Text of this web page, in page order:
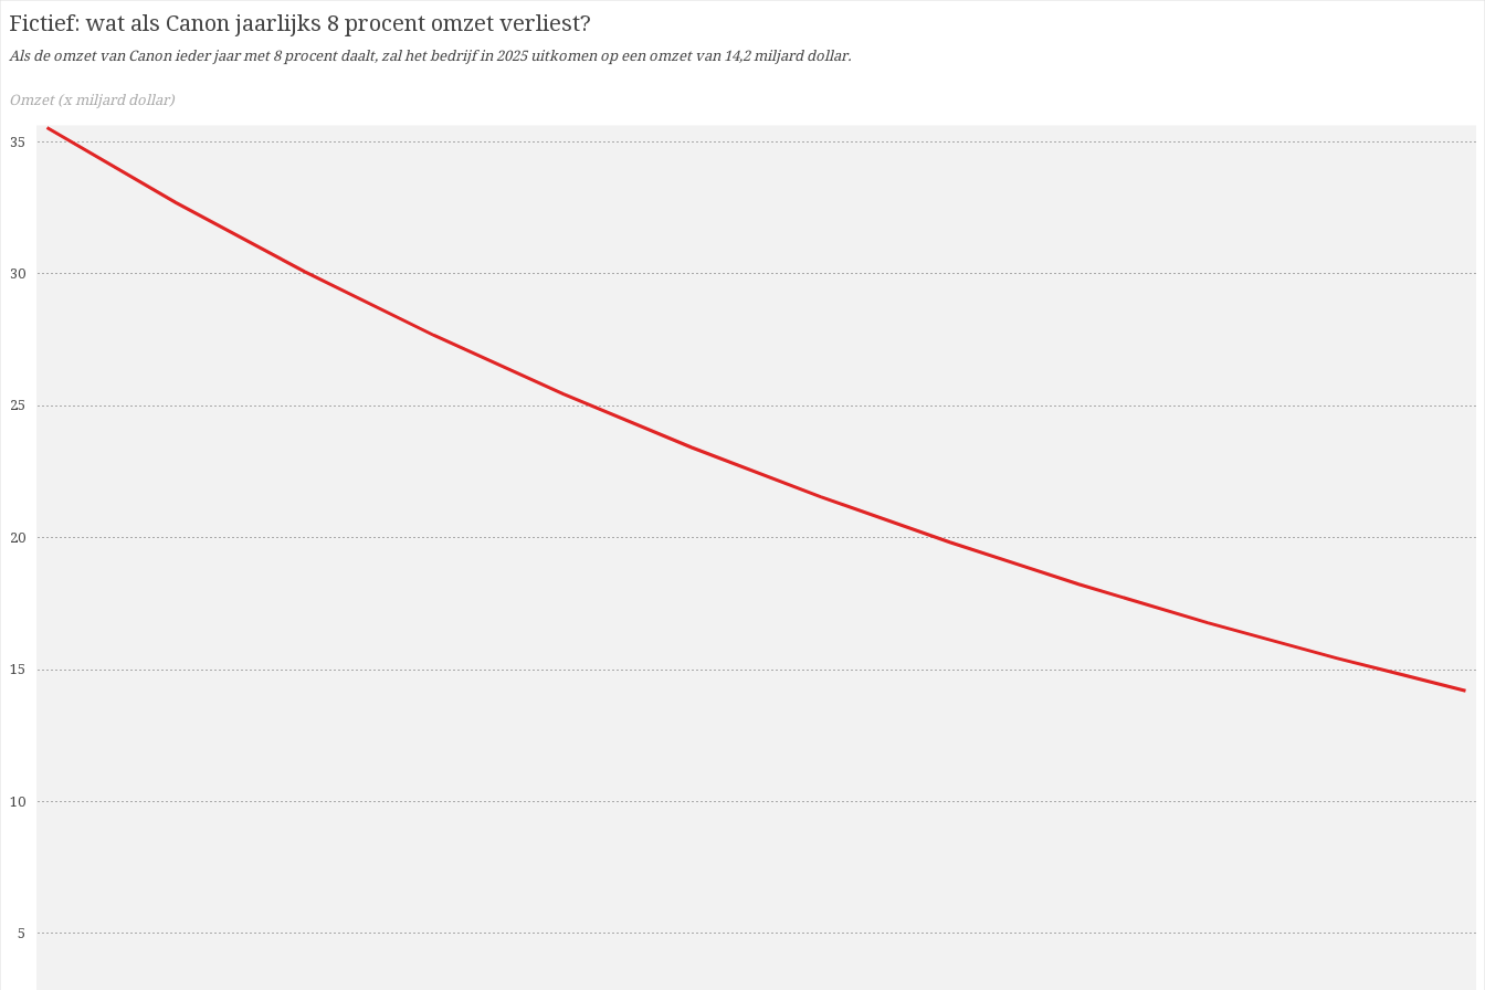
Fictief: wat als Canon jaarlijks 8 procent omzet verliest?
Als de omzet van Canon ieder jaar met 8 procent daalt, zal het bedrijf in 2025 uitkomen op een omzet van 14,2 miljard dollar.
Omzet (x miljard dollar)
5
10
15
20
25
30
35